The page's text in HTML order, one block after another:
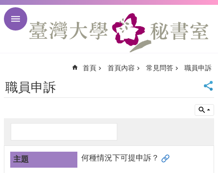
跳到主要內容區塊
首
頁
首
臺
大
校
首頁 首頁內容 常見問答 職員申訴
職員申訴
何種情況下可提申訴？